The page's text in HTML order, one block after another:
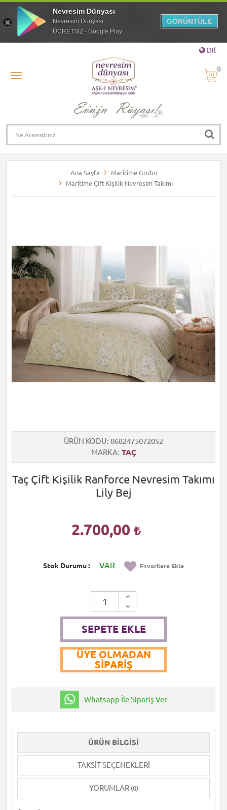
Dil
0
Ana Sayfa
Maritime Grubu
Maritime Çift Kişilik Nevresim Takımı
ÜRÜN KODU 8682475072052
MARKA TAÇ
Taç Çift Kişilik Ranforce Nevresim Takımı
Lily Bej
2.700,00
Stok Durumu VAR Favorilere Ekle
SEPETE EKLE
ÜYE OLMADAN
SIPARIŞ
Whatsapp İle Sipariş Ver
ÜRÜN BILGISI
TAKSIT SEÇENEKLERI
YORUMLAR (0)
Nevresim Dünyası
Nevresim Dünyası
ÜCRETSİZ - Google Play
GÖRÜNTÜLE